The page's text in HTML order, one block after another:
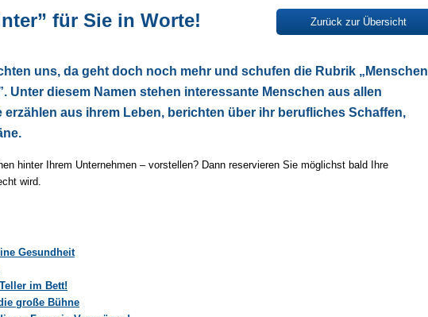
Zurück zur Übersicht
für Sie in Worte!
uns, da geht doch noch mehr und schufen die Rubrik „Menschen
Unter diesem Namen stehen interessante Menschen aus allen
aus ihrem Leben, berichten über ihr berufliches Schaffen,
hinter Ihrem Unternehmen – vorstellen? Dann reservieren Sie möglichst bald Ihre
wird.
Gesundheit
im Bett!
große Bühne